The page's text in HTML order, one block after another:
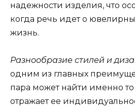
надежности изделия, что
когда речь идет о
жизнь.
Разнообразие стилей и
одним из главных
пара может найти именно
отражает ее